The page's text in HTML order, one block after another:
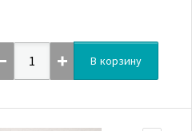
В корзину